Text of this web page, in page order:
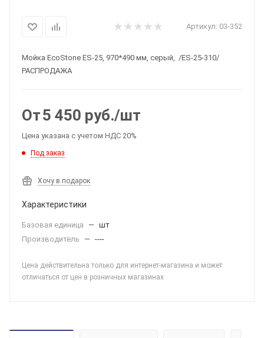
Артикул: 03-352
Мойка EcoStone ES-25, 970*490 мм, серый, /ES-25-310/
РАСПРОДАЖА
От5 450 руб./шт
Цена указана с учетом НДС 20%
Под заказ
Хочу в подарок
Характеристики
Базовая единица — шт
Производитель
— ----
Цена действительна только для интернет-магазина и может
отличаться от цен в розничных магазинах